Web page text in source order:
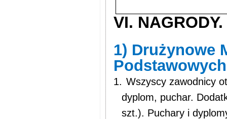
VI. NAGRODY.
1) Drużynowe
1. Wszyscy zawodnicy
dyplom, puchar.
szt.). Puchary i